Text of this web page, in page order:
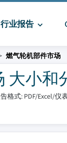
行业报告
燃气轮机部件市场
小和
格式: PDF/Excel/仪